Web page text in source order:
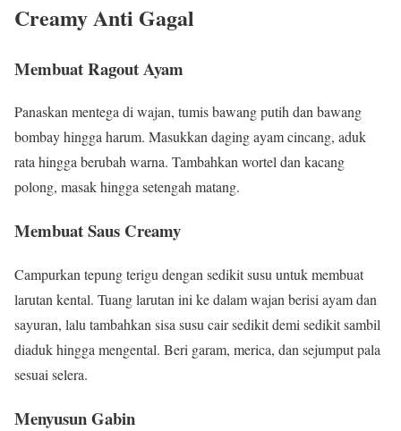
Creamy Anti Gagal
Membuat Ragout Ayam
Panaskan mentega di wajan, tumis bawang putih dan bawang
bombay hingga harum. Masukkan daging ayam cincang, aduk
rata hingga berubah warna. Tambahkan wortel dan kacang
polong, masak hingga setengah matang.
Membuat Saus Creamy
Campurkan tepung terigu dengan sedikit susu untuk membuat
larutan kental. Tuang larutan ini ke dalam wajan berisi ayam dan
sayuran, lalu tambahkan sisa susu cair sedikit demi sedikit sambil
diaduk hingga mengental. Beri garam, merica, dan sejumput pala
sesuai selera.
Menyusun Gabin